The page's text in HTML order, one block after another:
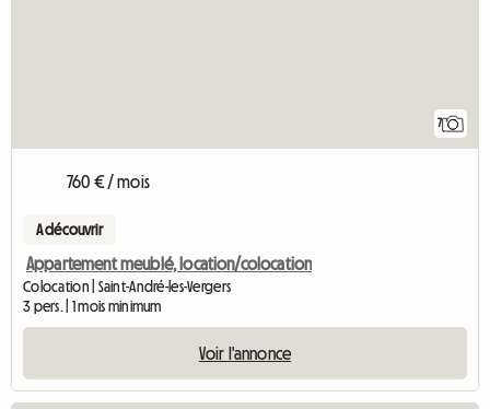
7
760 € / mois
A découvrir
Appartement meublé, location/colocation
Colocation | Saint-André-les-Vergers
3 pers. | 1 mois minimum
Voir l'annonce